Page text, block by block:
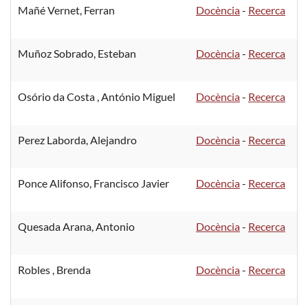
Mañé Vernet, Ferran Docència- Recerca
Muñoz Sobrado, Esteban Docència- Recerca
Osório da Costa , António Miguel Docència- Recerca
Perez Laborda, Alejandro Docència- Recerca
Ponce Alifonso, Francisco Javier Docència- Recerca
Quesada Arana, Antonio Docència- Recerca
Robles , Brenda Docència- Recerca